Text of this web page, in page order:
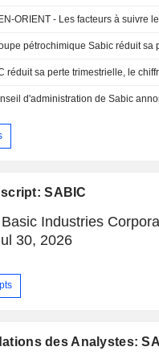
ORIENT - Les facteurs à suivre
SABIC
Industries
30, 2026
des Analystes: